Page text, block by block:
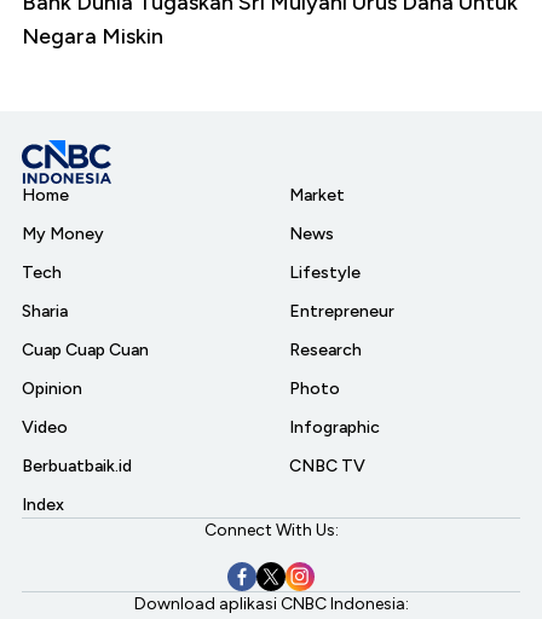
Negara Miskin
Home
My Money
Tech
Sharia
Cuap Cuap Cuan
Opinion
Video
Berbuatbaik.id
Index
Market
News
Lifestyle
Entrepreneur
Research
Photo
Infographic
CNBC TV
Connect With Us:
Download aplikasi CNBC Indonesia: